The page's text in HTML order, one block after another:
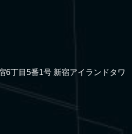
6丁目5番1号 新宿アイランドタワ